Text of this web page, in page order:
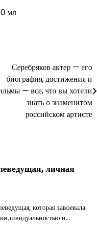
мл
Серебряков актер — его
биография, достижения и
— все, что вы хотели
знать о знаменитом
российском артисте
личная
которая завоевала
и…